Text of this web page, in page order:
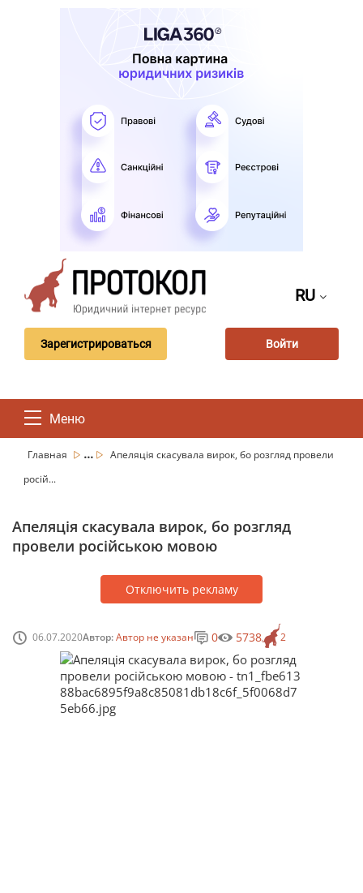
RU
Зарегистрироваться Войти
Меню
Главная ...
Апеляція скасувала вирок, бо розгляд провели
росій...
Апеляція скасувала вирок, бо розгляд
провели російською мовою
Отключить рекламу
06.07.2020Автор:Автор не указан 2
0 5738